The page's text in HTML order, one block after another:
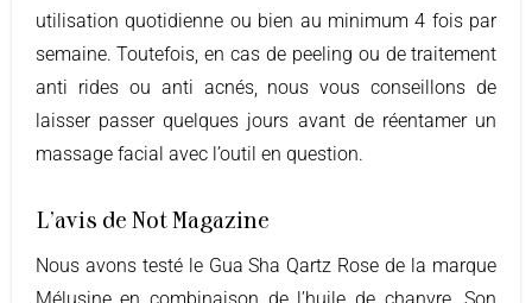
utilisation quotidienne ou bien au minimum 4 fois par
semaine. Toutefois, en cas de peeling ou de traitement
anti rides ou anti acnés, nous vous conseillons de
laisser passer quelques jours avant de réentamer un
massage facial avec l’outil en question.
L’avis de Not Magazine
Nous avons testé le Gua Sha Qartz Rose de la marque